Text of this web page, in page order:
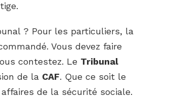
? Pour les particuliers, la
Vous devez faire
contestez. Le Tribunal
de la CAF. Que ce soit le
de la sécurité sociale.